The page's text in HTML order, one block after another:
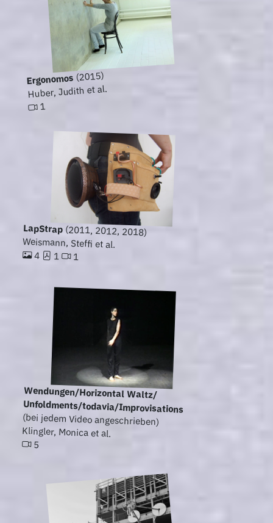
Ergonomos(2015)
Huber, Judith et al.
1
LapStrap (2011, 2012, 2018)
Weismann, Steffi et al.
4 1 1
Wendungen/Horizontal Waltz/
Unfoldments/todavia/Improvisations
(bei jedem Video angeschrieben)
Klingler, Monica et al.
5